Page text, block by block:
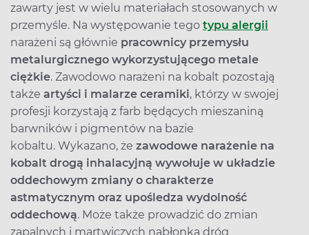
zawarty jest w wielu materiałach stosowanych w
przemyśle. Na występowanie tego typu alergii
narażeni są głównie pracownicy przemysłu
metalurgicznego wykorzystującego metale
ciężkie. Zawodowo narażeni na kobalt pozostają
także artyści i malarze ceramiki, którzy w swojej
profesji korzystają z farb będących mieszaniną
barwników i pigmentów na bazie
kobaltu. Wykazano, że zawodowe narażenie na
kobalt drogą inhalacyjną wywołuje w układzie
oddechowym zmiany o charakterze
astmatycznym oraz upośledza wydolność
oddechową. Może także prowadzić do zmian
zapalnych i martwiczych nabłonka dróg